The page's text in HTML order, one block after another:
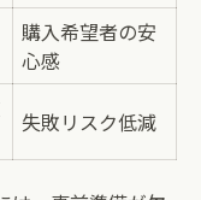
購入希望者の安
心感
失敗リスク低減